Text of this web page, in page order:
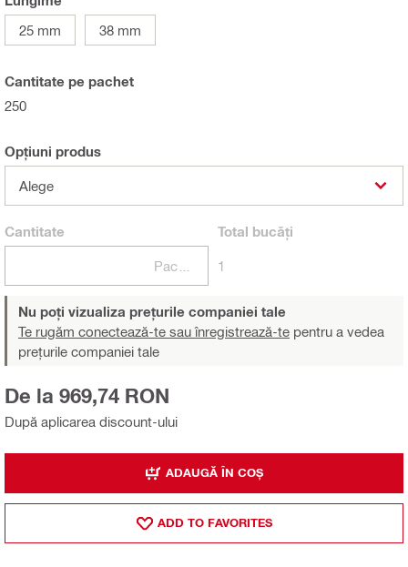
25 mm
38 mm
Cantitate pe pachet
250
Opțiuni produs
Alege
Cantitate Total bucăți
1
Nu poți vizualiza prețurile companiei tale
Te rugăm conectează-te sau înregistrează-te pentru a vedea
prețurile companiei tale
După aplicarea discount-ului
De la 969,74 RON
ADAUGĂ ÎN COȘ
ADD TO FAVORITES